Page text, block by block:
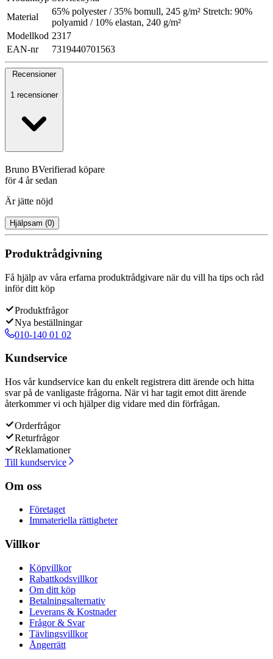
Material
65% polyester / 35% bomull, 245 g/m² Stretch: 90%
polyamid / 10% elastan, 240 g/m²
Modellkod 2317
EAN-nr
7319440701563
Recensioner
1 recensioner
Bruno BVerifierad köpare
för 4 år sedan
Är jätte nöjd
Hjälpsam (0)
Produktrådgivning
Få hjälp av våra erfarna produktrådgivare när du vill ha tips och råd
inför ditt köp
Produktfrågor
Nya beställningar
010-140 01 02
Kundservice
Hos vår kundservice kan du enkelt registrera ditt ärende och hitta
svar på de vanligaste frågorna. När vi har tagit emot ditt ärende
återkommer vi och hjälper dig vidare med din förfrågan.
Orderfrågor
Returfrågor
Reklamationer
Till kundservice
Om oss
Företaget
Immateriella rättigheter
Villkor
Köpvillkor
Rabattkodsvillkor
Om ditt köp
Betalningsalternativ
Leverans & Kostnader
Frågor & Svar
Tävlingsvillkor
Ångerrätt